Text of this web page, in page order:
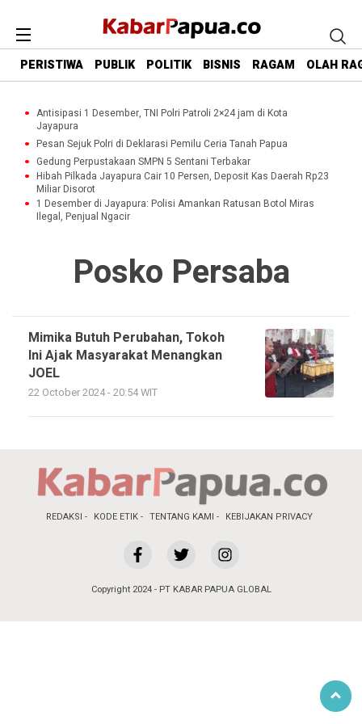
PERISTIWA PUBLIK POLITIK BISNIS RAGAM OLAH
Antisipasi 1 Desember, TNI Polri Patroli 2×24 jam di Kota
Jayapura
Pesan Sejuk Polri di Deklarasi Pemilu Ceria Tanah Papua
Gedung Perpustakaan SMPN 5 Sentani Terbakar
Hibah Pilkada Jayapura Cair 10 Persen, Deposit Kas Daerah Rp23
Miliar Disorot
1 Desember di Jayapura: Polisi Amankan Ratusan Botol Miras
Ilegal, Penjual Ngacir
Posko Persaba
Mimika Butuh Perubahan, Tokoh
Ini Ajak Masyarakat Menangkan
JOEL
22 October 2024 - 20:54 WIT
REDAKSI KODE ETIK TENTANG KAMI KEBIJAKAN PRIVACY
Copyright 2024 - PT KABAR PAPUA GLOBAL